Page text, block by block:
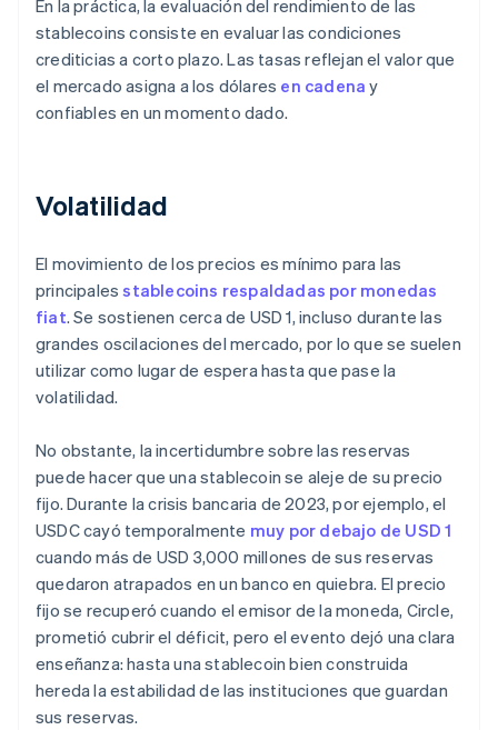
En la práctica, la evaluación del rendimiento de las
stablecoins consiste en evaluar las condiciones
crediticias a corto plazo. Las tasas reflejan el valor que
el mercado asigna a los dólares en cadena y
confiables en un momento dado.
Volatilidad
El movimiento de los precios es mínimo para las
principalesstablecoins respaldadas por monedas
fiat. Se sostienen cerca de USD 1, incluso durante las
grandes oscilaciones del mercado, por lo que se suelen
utilizar como lugar de espera hasta que pase la
volatilidad.
No obstante, la incertidumbre sobre las reservas
puede hacer que una stablecoin se aleje de su precio
fijo. Durante la crisis bancaria de 2023, por ejemplo, el
USDC cayó temporalmente muy por debajo de USD 1
cuando más de USD 3,000 millones de sus reservas
quedaron atrapados en un banco en quiebra. El precio
fijo se recuperó cuando el emisor de la moneda, Circle,
prometió cubrir el déficit, pero el evento dejó una clara
enseñanza: hasta una stablecoin bien construida
hereda la estabilidad de las instituciones que guardan
sus reservas.